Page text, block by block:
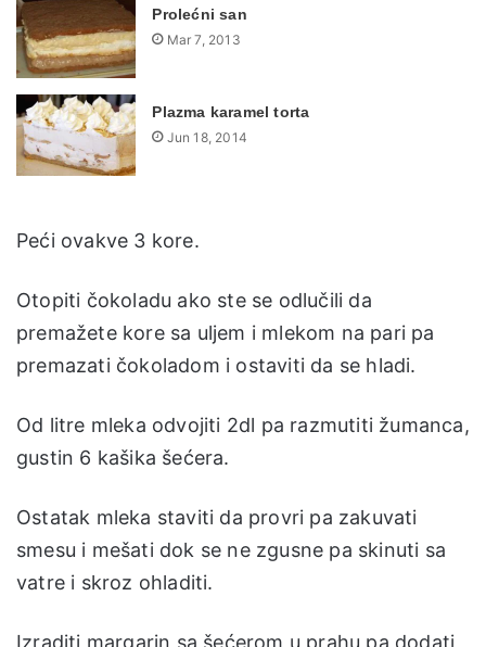
Prolećni san
Mar 7, 2013
Plazma karamel torta
Jun 18, 2014
Peći ovakve 3 kore.
Otopiti čokoladu ako ste se odlučili da
premažete kore sa uljem i mlekom na pari pa
premazati čokoladom i ostaviti da se hladi.
Od litre mleka odvojiti 2dl pa razmutiti žumanca,
gustin 6 kašika šećera.
Ostatak mleka staviti da provri pa zakuvati
smesu i mešati dok se ne zgusne pa skinuti sa
vatre i skroz ohladiti.
Izraditi margarin sa šećerom u prahu pa dodati